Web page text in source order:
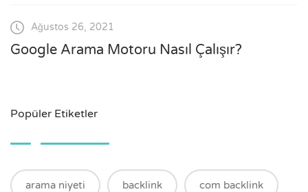
Ağustos 26, 2021
Google Arama Motoru Nasıl Çalışır?
Popüler Etiketler
arama niyeti backlink com backlink